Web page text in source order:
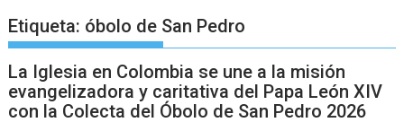
Etiqueta: óbolo de San Pedro
La Iglesia en Colombia se une a la misión
evangelizadora y caritativa del Papa León XIV
con la Colecta del Óbolo de San Pedro 2026